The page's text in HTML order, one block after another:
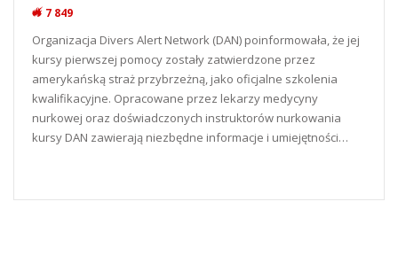
7 849
Organizacja Divers Alert Network (DAN) poinformowała, że ​​jej
kursy pierwszej pomocy zostały zatwierdzone przez
amerykańską straż przybrzeżną, jako oficjalne szkolenia
kwalifikacyjne. Opracowane przez lekarzy medycyny
nurkowej oraz doświadczonych instruktorów nurkowania
kursy DAN zawierają niezbędne informacje i umiejętności…